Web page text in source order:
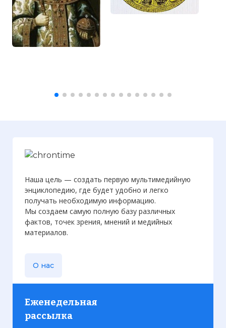
Наша цель — создать первую мультимедийную
энциклопедию, где будет удобно и легко
получать необходимую информацию.
Мы создаем самую полную базу различных
фактов, точек зрения, мнений и медийных
материалов.
О нас
Еженедельная
рассылка